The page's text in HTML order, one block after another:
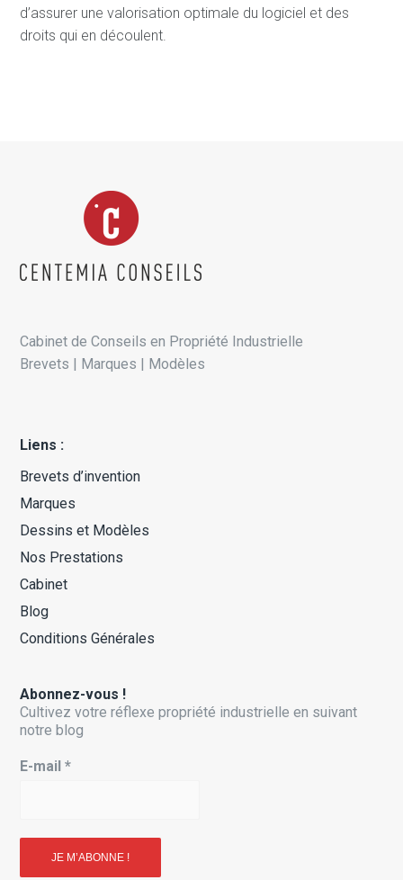
d’assurer une valorisation optimale du logiciel et des
droits qui en découlent.
Cabinet de Conseils en Propriété Industrielle
Brevets | Marques | Modèles
Liens :
Brevets d’invention
Marques
Dessins et Modèles
Nos Prestations
Cabinet
Blog
Conditions Générales
Abonnez-vous !
Cultivez votre réflexe propriété industrielle en suivant
notre blog
E-mail*